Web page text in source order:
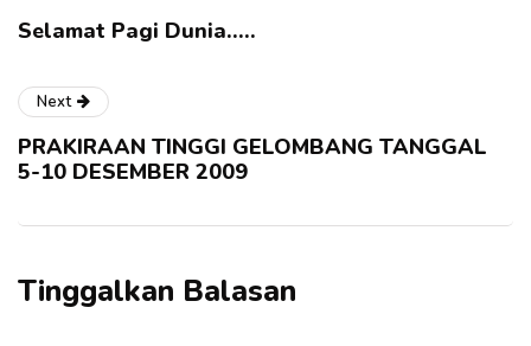
Selamat Pagi Dunia…..
Next
PRAKIRAAN TINGGI GELOMBANG TANGGAL
5-10 DESEMBER 2009
Tinggalkan Balasan